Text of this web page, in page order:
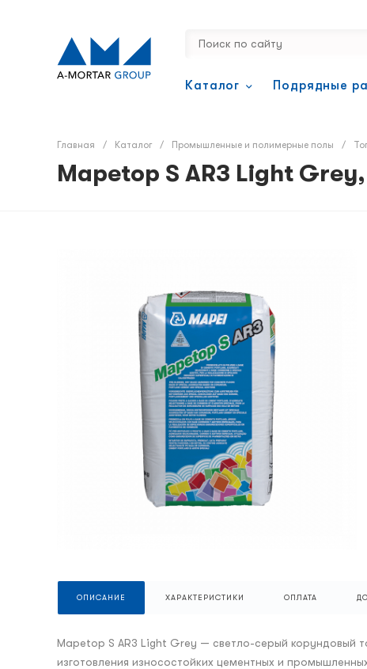
Каталог Подрядные
Главная / Каталог / Промышленные и полимерные полы /
Mapetop S AR3 Light
ОПИСАНИЕ ХАРАКТЕРИСТИКИ ОПЛАТА
Mapetop S AR3 Light Grey — светло-серый
изготовления износостойких цементных и